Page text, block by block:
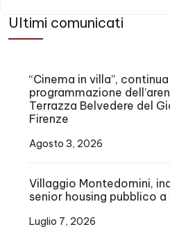
Ultimi comunicati
“Cinema in villa”,
programmazione
Terrazza Belvedere del
Firenze
Agosto 3, 2026
Villaggio Montedomini,
senior housing pubblico a
Luglio 7, 2026